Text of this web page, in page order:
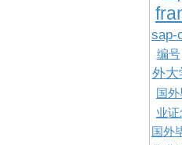
sap-
编号
外大
国
业
国外